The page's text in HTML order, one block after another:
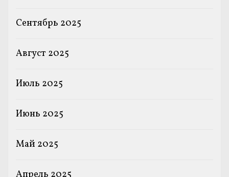
Сентябрь 2025
Август 2025
Июль 2025
Июнь 2025
Май 2025